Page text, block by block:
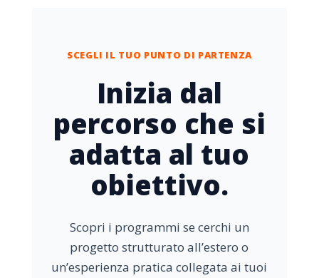
SCEGLI IL TUO PUNTO DI PARTENZA
Inizia dal
percorso che si
adatta al tuo
obiettivo.
Scopri i programmi se cerchi un
progetto strutturato all’estero o
un’esperienza pratica collegata ai tuoi